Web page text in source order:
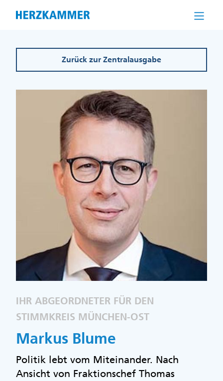
Zurück zur Zentralausgabe
IHR ABGEORDNETER FÜR DEN
STIMMKREIS MÜNCHEN-OST
Markus Blume
Politik lebt vom Miteinander. Nach
Ansicht von Fraktionschef Thomas